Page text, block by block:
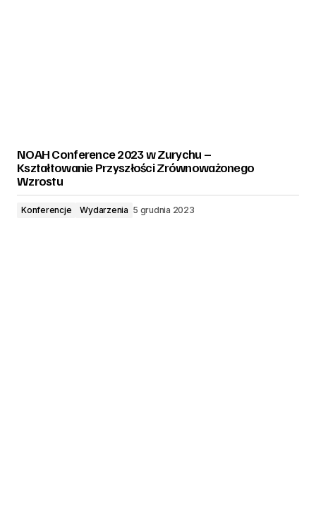
NOAH Conference 2023 w Zurychu –
Kształtowanie Przyszłości Zrównoważonego
Wzrostu
Konferencje Wydarzenia 5 grudnia 2023